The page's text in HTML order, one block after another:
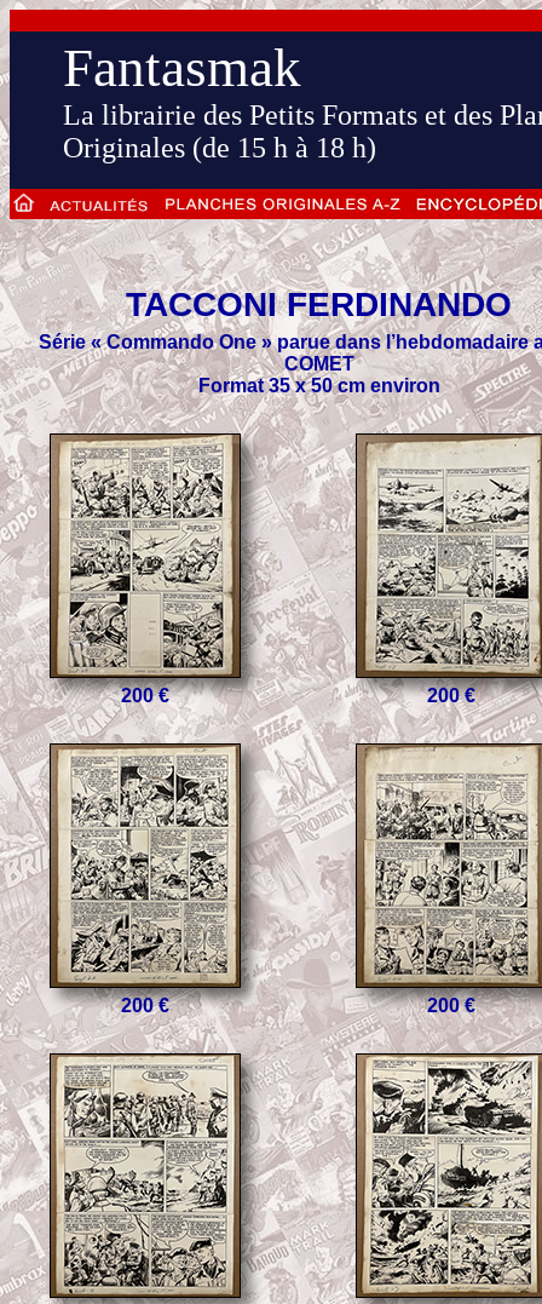
Fantasmak
La librairie des Petits Formats et des
Originales (de 15 h à 18 h)
TACCONIFERDINANDO
Série « Commando One » parue dans l’hebdomadaire
COMET
Format 35 x 50 cm environ
200 € 200 €
200 € 200 €